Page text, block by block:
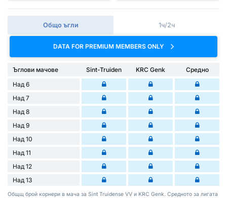
Общо ъгли 1ч/2ч
DATA FOR PREMIUM MEMBERS ONLY
Ъглови мачове Sint-Truiden KRC Genk
Средно
Над 6
Над 7
Над 8
Над 9
Над 10
Над 11
Над 12
Над 13
Общщ брой корнери в мача за Sint Truidense VV и KRC Genk. Средното за лигата